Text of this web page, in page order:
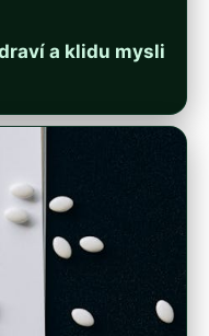
a klidu mysli